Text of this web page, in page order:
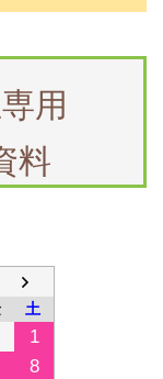
07/30
07/28
用
料
土
1
8